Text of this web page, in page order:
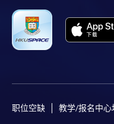
职位空缺 教学/报名中心